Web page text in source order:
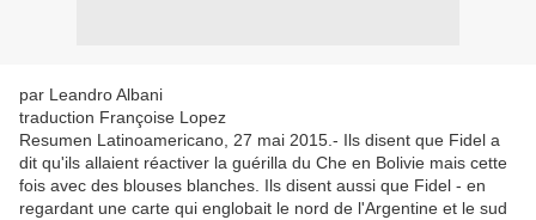
par Leandro Albani
traduction Françoise Lopez
Resumen Latinoamericano, 27 mai 2015.- Ils disent que Fidel a
dit qu'ils allaient réactiver la guérilla du Che en Bolivie mais cette
fois avec des blouses blanches. Ils disent aussi que Fidel - en
regardant une carte qui englobait le nord de l'Argentine et le sud